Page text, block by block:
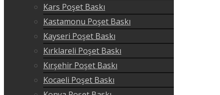
Kars Poşet Baskı
Kastamonu Poşet Baskı
Kayseri Poşet Baskı
Kırklareli Poşet Baskı
Kırşehir Poşet Baskı
Kocaeli Poşet Baskı